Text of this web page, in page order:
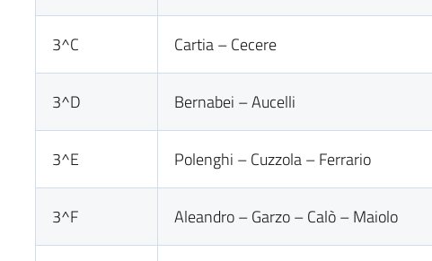
3^C Cartia – Cecere
3^D Bernabei – Aucelli
3^E Polenghi – Cuzzola – Ferrario
3^F Aleandro – Garzo – Calò – Maiolo